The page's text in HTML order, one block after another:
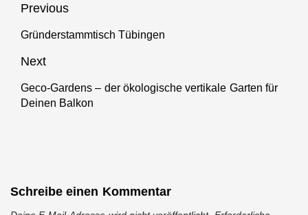
Beitragsnavigation
Previous
Previous
Gründerstammtisch Tübingen
Next
Next
post:
Geco-Gardens – der ökologische vertikale Garten für
Deinen Balkon
Schreibe einen Kommentar